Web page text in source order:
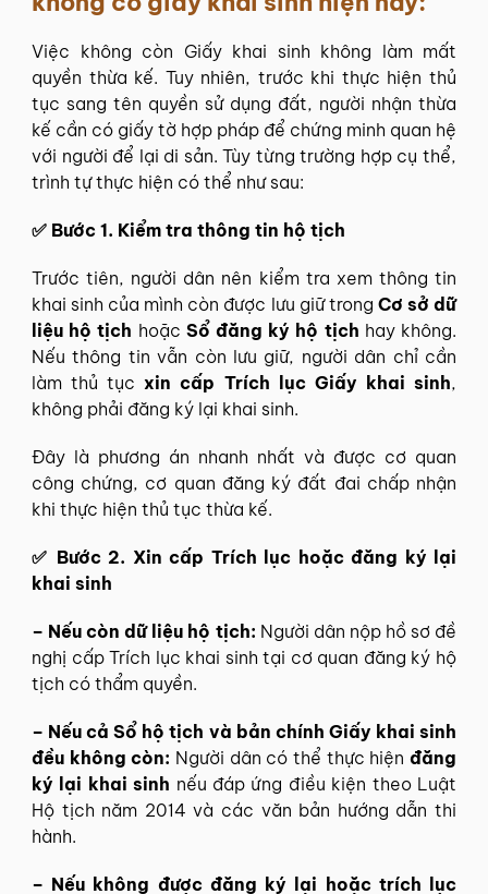
Việc không còn Giấy khai sinh không làm mất
quyền thừa kế. Tuy nhiên, trước khi thực hiện thủ
tục sang tên quyền sử dụng đất, người nhận thừa
kế cần có giấy tờ hợp pháp để chứng minh quan hệ
với người để lại di sản. Tùy từng trường hợp cụ thể,
trình tự thực hiện có thể như sau:
✅ Bước 1. Kiểm tra thông tin hộ tịch
Trước tiên, người dân nên kiểm tra xem thông tin
khai sinh của mình còn được lưu giữ trong Cơ sở dữ
liệu hộ tịch hoặc Sổ đăng ký hộ tịch hay không.
Nếu thông tin vẫn còn lưu giữ, người dân chỉ cần
làm thủ tụcxin cấp Trích lục Giấy khai sinh,
không phải đăng ký lại khai sinh.
Đây là phương án nhanh nhất và được cơ quan
công chứng, cơ quan đăng ký đất đai chấp nhận
khi thực hiện thủ tục thừa kế.
✅ Bước 2. Xin cấp Trích lục hoặc đăng ký lại
khai sinh
– Nếu còn dữ liệu hộ tịch: Người dân nộp hồ sơ đề
nghị cấp Trích lục khai sinh tại cơ quan đăng ký hộ
tịch có thẩm quyền.
– Nếu cả Sổ hộ tịch và bản chính Giấy khai sinh
đều không còn: Người dân có thể thực hiệnđăng
ký lại khai sinh nếu đáp ứng điều kiện theo Luật
Hộ tịch năm 2014 và các văn bản hướng dẫn thi
hành.
– Nếu không được đăng ký lại hoặc trích lục